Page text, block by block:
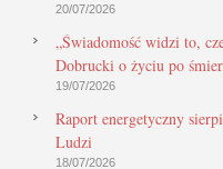
20/07/2026
„Świadomość widzi to,
Dobrucki o życiu po
19/07/2026
Raport energetyczny
Ludzi
18/07/2026